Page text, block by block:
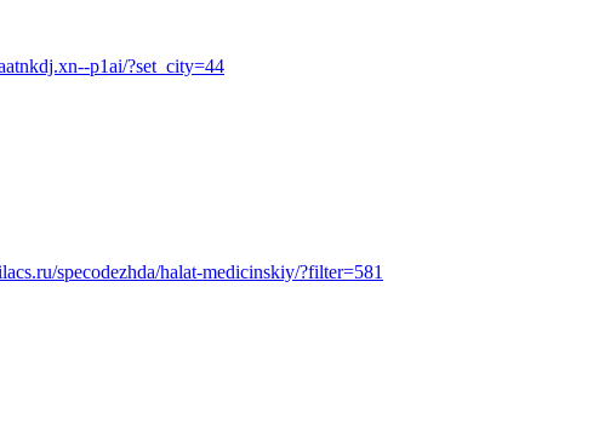
p1ai/?set_city=44
specodezhda/halat-medicinskiy/?filter=581